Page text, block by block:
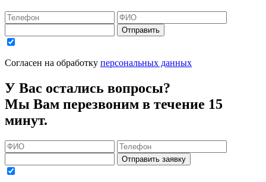
Отправить
Согласен на обработку персональных данных
У Вас остались вопросы?
Мы Вам перезвоним в течение 15
минут.
Отправить заявку